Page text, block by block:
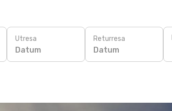
Utresa
Datum
Returresa
Datum